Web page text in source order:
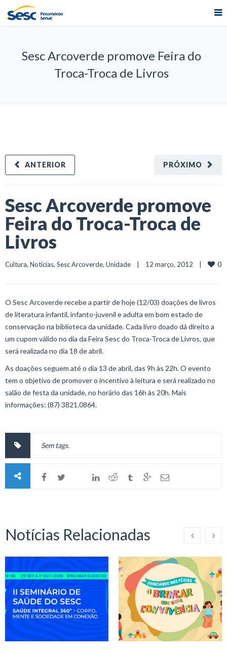
Sesc Arcoverde promove Feira do
Troca-Troca de Livros
PRÓXIMO
ANTERIOR
Sesc Arcoverde promove
Feira do Troca-Troca de
Livros
Cultura, Notícias, Sesc Arcoverde, Unidade
    |    12 março, 2012    |
0
O Sesc Arcoverde recebe a partir de hoje (12/03) doações de livros
de literatura infantil, infanto-juvenil e adulta em bom estado de
conservação na biblioteca da unidade. Cada livro doado dá direito a
um cupom válido no dia da Feira Sesc do Troca-Troca de Livros, que
será realizada no dia 18 de abril.
As doações seguem até o dia 13 de abril, das 9h às 22h. O evento
tem o objetivo de promover o incentivo à leitura e será realizado no
salão de festa da unidade, no horário das 16h às 20h. Mais
informações: (87) 3821.0864.
Sem tags.
Notícias Relacionadas